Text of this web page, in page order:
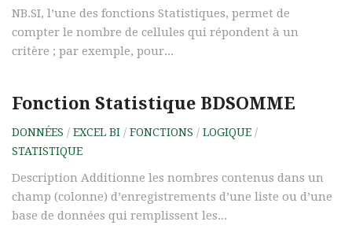
NB.SI, l’une des fonctions Statistiques, permet de
compter le nombre de cellules qui répondent à un
critère ; par exemple, pour...
Fonction Statistique BDSOMME
DONNÉES / EXCEL BI / FONCTIONS / LOGIQUE /
STATISTIQUE
Description Additionne les nombres contenus dans un
champ (colonne) d’enregistrements d’une liste ou d’une
base de données qui remplissent les...